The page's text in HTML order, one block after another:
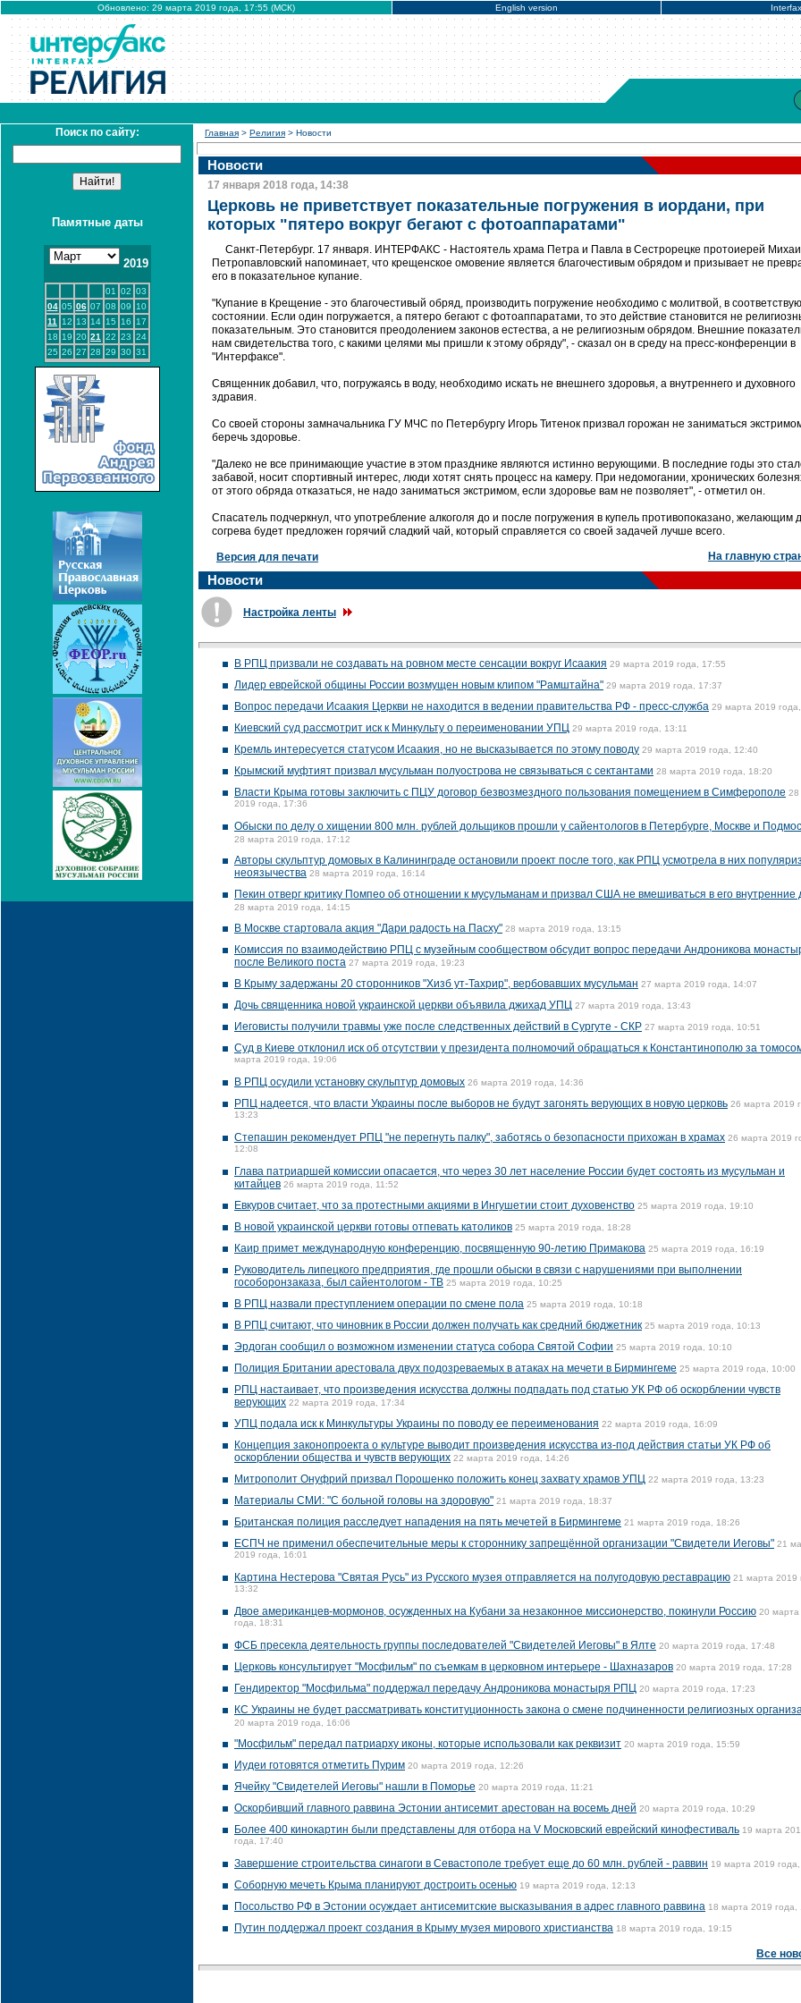
Обновлено: 29 марта 2019 года, 17:55 (МСК) English version
Поиск по сайту:
Памятные даты
2019
01 02 03
04 05 06 07 08 09
10
11
12 13 14 15 16
17
18 19 20 21 22 23 24
25 26 27 28 29 30 31
Главная > Религия > Новости
Новости
17 января 2018 года, 14:38
Церковь не приветствует показательные погружения в иордани, при
которых "пятеро вокруг бегают с фотоаппаратами"
Санкт-Петербург. 17 января. ИНТЕРФАКС - Настоятель храма Петра и Павла в Сестрорецке протоиерей
Петропавловский напоминает, что крещенское омовение является благочестивым обрядом и призывает не
его в показательное купание.
"Купание в Крещение - это благочестивый обряд, производить погружение необходимо с молитвой, в
состоянии. Если один погружается, а пятеро бегают с фотоаппаратами, то это действие становится не
показательным. Это становится преодолением законов естества, а не религиозным обрядом. Внешние
нам свидетельства того, с какими целями мы пришли к этому обряду", - сказал он в среду на пресс-конференции в
"Интерфаксе".
Священник добавил, что, погружаясь в воду, необходимо искать не внешнего здоровья, а внутреннего и духовного
здравия.
Со своей стороны замначальника ГУ МЧС по Петербургу Игорь Титенок призвал горожан не заниматься
беречь здоровье.
"Далеко не все принимающие участие в этом празднике являются истинно верующими. В последние годы это
забавой, носит спортивный интерес, люди хотят снять процесс на камеру. При недомогании, хронических
от этого обряда отказаться, не надо заниматься экстримом, если здоровье вам не позволяет", - отметил он.
Спасатель подчеркнул, что употребление алкоголя до и после погружения в купель противопоказано, желающим
согрева будет предложен горячий сладкий чай, который справляется со своей задачей лучше всего.
Версия для печати На главную
Новости
Настройка ленты
В РПЦ призвали не создавать на ровном месте сенсации вокруг Исаакия 29 марта 2019 года, 17:55
Лидер еврейской общины России возмущен новым клипом "Рамштайна" 29 марта 2019 года, 17:37
Вопрос передачи Исаакия Церкви не находится в ведении правительства РФ - пресс-служба 29 марта 2019
Киевский суд рассмотрит иск к Минкульту о переименовании УПЦ 29 марта 2019 года, 13:11
Кремль интересуется статусом Исаакия, но не высказывается по этому поводу 29 марта 2019 года, 12:40
Крымский муфтият призвал мусульман полуострова не связываться с сектантами 28 марта 2019 года, 18:20
Власти Крыма готовы заключить с ПЦУ договор безвозмездного пользования помещением в Симферополе 28
2019 года, 17:36
Обыски по делу о хищении 800 млн. рублей дольщиков прошли у сайентологов в Петербурге, Москве и
28 марта 2019 года, 17:12
Авторы скульптур домовых в Калининграде остановили проект после того, как РПЦ усмотрела в них
неоязычества 28 марта 2019 года, 16:14
Пекин отверг критику Помпео об отношении к мусульманам и призвал США не вмешиваться в его внутренние
28 марта 2019 года, 14:15
В Москве стартовала акция "Дари радость на Пасху" 28 марта 2019 года, 13:15
Комиссия по взаимодействию РПЦ с музейным сообществом обсудит вопрос передачи Андроникова
после Великого поста 27 марта 2019 года, 19:23
В Крыму задержаны 20 сторонников "Хизб ут-Тахрир", вербовавших мусульман 27 марта 2019 года, 14:07
Дочь священника новой украинской церкви объявила джихад УПЦ 27 марта 2019 года, 13:43
Иеговисты получили травмы уже после следственных действий в Сургуте - СКР 27 марта 2019 года, 10:51
Суд в Киеве отклонил иск об отсутствии у президента полномочий обращаться к Константинополю за
марта 2019 года, 19:06
В РПЦ осудили установку скульптур домовых 26 марта 2019 года, 14:36
РПЦ надеется, что власти Украины после выборов не будут загонять верующих в новую церковь 26 марта 2019
13:23
Степашин рекомендует РПЦ "не перегнуть палку", заботясь о безопасности прихожан в храмах 26 марта 2019
12:08
Глава патриаршей комиссии опасается, что через 30 лет население России будет состоять из мусульман и
китайцев 26 марта 2019 года, 11:52
Евкуров считает, что за протестными акциями в Ингушетии стоит духовенство 25 марта 2019 года, 19:10
В новой украинской церкви готовы отпевать католиков 25 марта 2019 года, 18:28
Каир примет международную конференцию, посвященную 90-летию Примакова 25 марта 2019 года, 16:19
Руководитель липецкого предприятия, где прошли обыски в связи с нарушениями при выполнении
гособоронзаказа, был сайентологом - ТВ 25 марта 2019 года, 10:25
В РПЦ назвали преступлением операции по смене пола 25 марта 2019 года, 10:18
В РПЦ считают, что чиновник в России должен получать как средний бюджетник 25 марта 2019 года, 10:13
Эрдоган сообщил о возможном изменении статуса собора Святой Софии 25 марта 2019 года, 10:10
Полиция Британии арестовала двух подозреваемых в атаках на мечети в Бирмингеме 25 марта 2019 года, 10:00
РПЦ настаивает, что произведения искусства должны подпадать под статью УК РФ об оскорблении чувств
верующих 22 марта 2019 года, 17:34
УПЦ подала иск к Минкультуры Украины по поводу ее переименования 22 марта 2019 года, 16:09
Концепция законопроекта о культуре выводит произведения искусства из-под действия статьи УК РФ об
оскорблении общества и чувств верующих 22 марта 2019 года, 14:26
Митрополит Онуфрий призвал Порошенко положить конец захвату храмов УПЦ 22 марта 2019 года, 13:23
Материалы СМИ: "С больной головы на здоровую" 21 марта 2019 года, 18:37
Британская полиция расследует нападения на пять мечетей в Бирмингеме 21 марта 2019 года, 18:26
ЕСПЧ не применил обеспечительные меры к стороннику запрещённой организации "Свидетели Иеговы" 21
2019 года, 16:01
Картина Нестерова "Святая Русь" из Русского музея отправляется на полугодовую реставрацию 21 марта 2019
13:32
Двое американцев-мормонов, осужденных на Кубани за незаконное миссионерство, покинули Россию 20 марта
года, 18:31
ФСБ пресекла деятельность группы последователей "Свидетелей Иеговы" в Ялте 20 марта 2019 года, 17:48
Церковь консультирует "Мосфильм" по съемкам в церковном интерьере - Шахназаров 20 марта 2019 года, 17:28
Гендиректор "Мосфильма" поддержал передачу Андроникова монастыря РПЦ 20 марта 2019 года, 17:23
КС Украины не будет рассматривать конституционность закона о смене подчиненности религиозных
20 марта 2019 года, 16:06
"Мосфильм" передал патриарху иконы, которые использовали как реквизит 20 марта 2019 года, 15:59
Иудеи готовятся отметить Пурим 20 марта 2019 года, 12:26
Ячейку "Свидетелей Иеговы" нашли в Поморье 20 марта 2019 года, 11:21
Оскорбивший главного раввина Эстонии антисемит арестован на восемь дней 20 марта 2019 года, 10:29
Более 400 кинокартин были представлены для отбора на V Московский еврейский кинофестиваль 19 марта
года, 17:40
Завершение строительства синагоги в Севастополе требует еще до 60 млн. рублей - раввин 19 марта 2019
Соборную мечеть Крыма планируют достроить осенью 19 марта 2019 года, 12:13
Посольство РФ в Эстонии осуждает антисемитские высказывания в адрес главного раввина 18 марта 2019 года,
Путин поддержал проект создания в Крыму музея мирового христианства 18 марта 2019 года, 19:15
Все